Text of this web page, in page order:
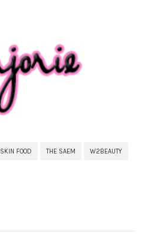
SKIN FOOD THE SAEM W2BEAUTY